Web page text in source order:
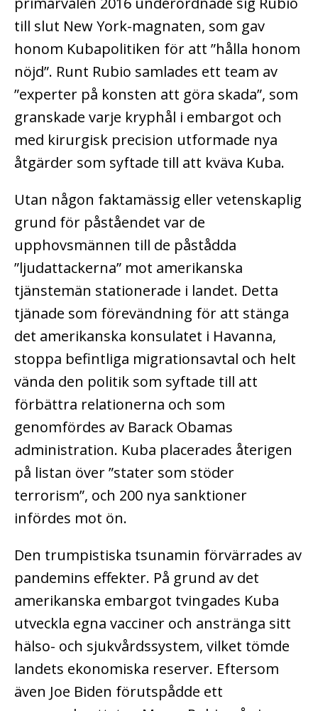
till slut New York-magnaten, som gav
honom Kubapolitiken för att ”hålla honom
nöjd”. Runt Rubio samlades ett team av
”experter på konsten att göra skada”, som
granskade varje kryphål i embargot och
med kirurgisk precision utformade nya
åtgärder som syftade till att kväva Kuba.
Utan någon faktamässig eller vetenskaplig
grund för påståendet var de
upphovsmännen till de påstådda
”ljudattackerna” mot amerikanska
tjänstemän stationerade i landet. Detta
tjänade som förevändning för att stänga
det amerikanska konsulatet i Havanna,
stoppa befintliga migrationsavtal och helt
vända den politik som syftade till att
förbättra relationerna och som
genomfördes av Barack Obamas
administration. Kuba placerades återigen
på listan över ”stater som stöder
terrorism”, och 200 nya sanktioner
infördes mot ön.
Den trumpistiska tsunamin förvärrades av
pandemins effekter. På grund av det
amerikanska embargot tvingades Kuba
utveckla egna vacciner och anstränga sitt
hälso- och sjukvårdssystem, vilket tömde
landets ekonomiska reserver. Eftersom
även Joe Biden förutspådde ett